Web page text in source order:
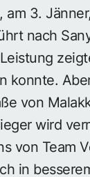
3.
nach
von
wird
von Team
in